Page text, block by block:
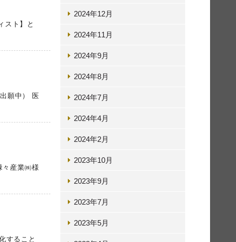
スト】と
願中） 医
産業㈱様
すること
2024年12月
2024年11月
2024年9月
2024年8月
2024年7月
2024年4月
2024年2月
2023年10月
2023年9月
2023年7月
2023年5月